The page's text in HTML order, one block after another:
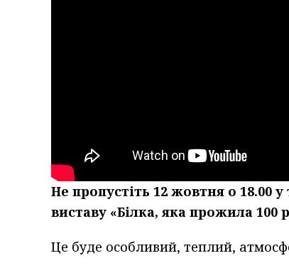
Не пропустіть 12 жовтня о 18.00 у
виставу «Білка, яка прожила 100
Це буде особливий, теплий,